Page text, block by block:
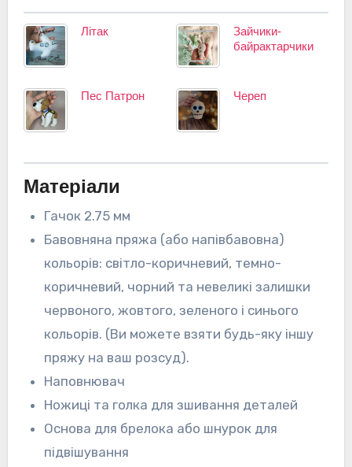
Літак
Зайчики-
байрактарчики
Пес Патрон Череп
Матеріали
Гачок 2.75 мм
Бавовняна пряжа (або напівбавовна)
кольорів: світло-коричневий, темно-
коричневий, чорний та невеликі залишки
червоного, жовтого, зеленого і синього
кольорів. (Ви можете взяти будь-яку іншу
пряжу на ваш розсуд).
Наповнювач
Ножиці та голка для зшивання деталей
Основа для брелока або шнурок для
підвішування